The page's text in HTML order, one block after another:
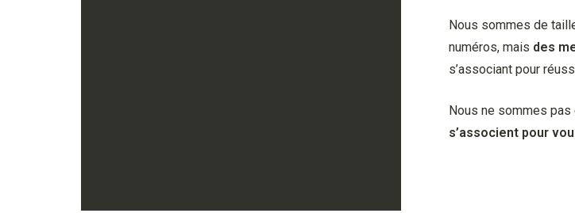
Nous sommes de
numéros, mais des
s’associant pour
Nous ne sommes
s’associent pour